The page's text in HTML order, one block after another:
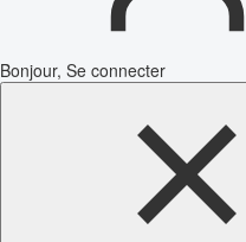
Bonjour, Se connecter